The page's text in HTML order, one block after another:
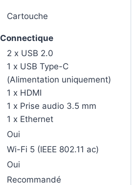
Cartouche
Connectique
2 x USB 2.0
1 x USB Type-C
(Alimentation uniquement)
1 x HDMI
1 x Prise audio 3.5 mm
1 x Ethernet
Oui
Wi-Fi 5 (IEEE 802.11 ac)
Oui
Recommandé